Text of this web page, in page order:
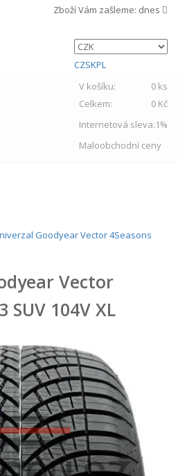
Zboží Vám zašleme: dnes
CZSKPL
V košíku:
0 ks
Celkem:
0 Kč
Internetová sleva:1%
Maloobchodní ceny
GoodyearVector 4Seasons
Vector
SUV 104V XL